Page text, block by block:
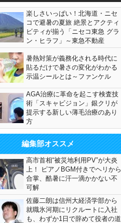
楽しさいっぱい！北海道・ニセ
コで避暑の夏旅 絶景とアクティ
ビティが揃う「ニセコ東急 グラ
ン・ヒラフ」～東急不動産
暑熱対策が義務化される時代に
貼るだけで暑さの変化がわかる
示温シールとは～ファンケル
AGA治療に革命を起こす検査技
術「スキャビジョン」銀クリが
提示する新しい薄毛治療のあり
方
編集部オススメ
高市首相“被災地利用PV”が大炎
上！ ピアノBGM付きでヘリから
合掌、酷暑に汗一滴かかない不
可解
佐藤二朗は信州大経済学部から
就職氷河期にリクルートに入社
も、わずか1日で辞めて役者の道